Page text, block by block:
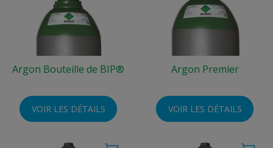
Argon Bouteille de BIP®
VOIR LES DÉTAILS
Argon Premier
VOIR LES DÉTAILS